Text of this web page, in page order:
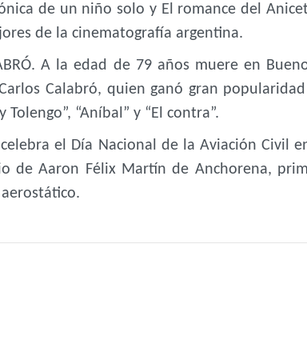
de un niño solo y El romance del
de la cinematografía argentina.
A la edad de 79 años muere en
Calabró, quien ganó gran
“Aníbal” y “El contra”.
celebra el Día Nacional de la Aviación Civil
de Aaron Félix Martín de Anchorena,